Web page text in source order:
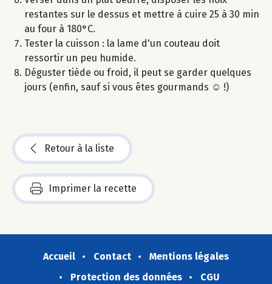
restantes sur le dessus et mettre à cuire 25 à 30 min
au four à 180°C.
Tester la cuisson : la lame d'un couteau doit
ressortir un peu humide.
Déguster tiède ou froid, il peut se garder quelques
jours (enfin, sauf si vous êtes gourmands ☺ !)
Retour à la liste
Imprimer la recette
Accueil Contact
Mentions légales
Protection des données
CGU